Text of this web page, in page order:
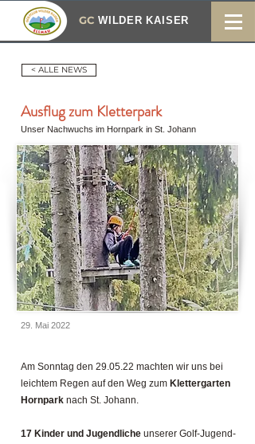
WILDER KAISER
GC
< ALLE NEWS
Ausflug zum Kletterpark
Unser Nachwuchs im Hornpark in St. Johann
29. Mai 2022
Am Sonntag den 29.05.22 machten wir uns bei
leichtem Regen auf den Weg zum Klettergarten
Hornpark nach St. Johann.
17 Kinder und Jugendliche unserer Golf-Jugend-